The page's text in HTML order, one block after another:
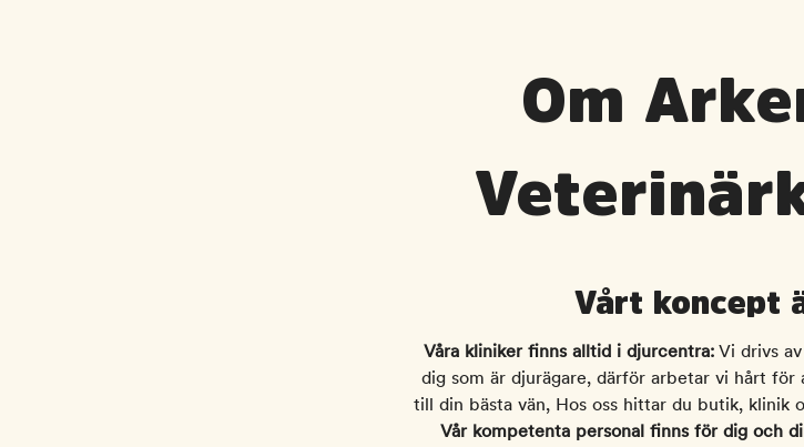
Om
Vårt koncept
Våra kliniker finns alltid i djurcentra:Vi drivs
dig som är djurägare, därför arbetar vi hårt
till din bästa vän, Hos oss hittar du butik, klinik
Vår kompetenta personal finns för dig och